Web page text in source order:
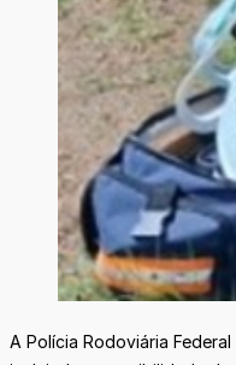
A Polícia Rodoviária